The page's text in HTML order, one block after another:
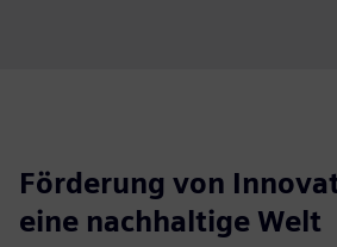
Förderung von
eine nachhaltige Welt